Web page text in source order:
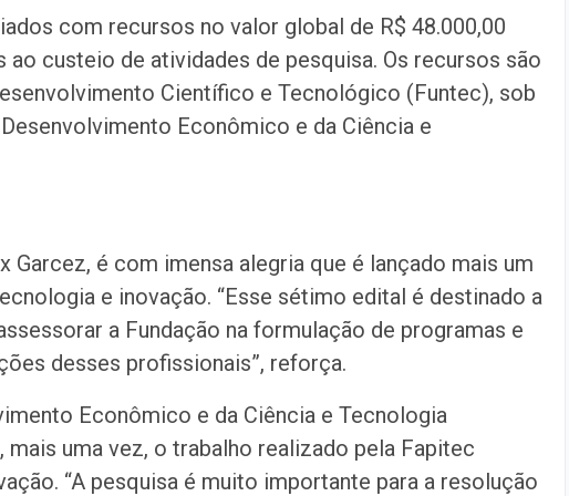
com recursos no valor global de R$ 48.000,00
custeio de atividades de pesquisa. Os recursos são
Científico e Tecnológico (Funtec), sob
Econômico e da Ciência e
Garcez, é com imensa alegria que é lançado mais um
e inovação. “Esse sétimo edital é destinado a
a Fundação na formulação de programas e
desses profissionais”, reforça.
Econômico e da Ciência e Tecnologia
uma vez, o trabalho realizado pela Fapitec
“A pesquisa é muito importante para a resolução